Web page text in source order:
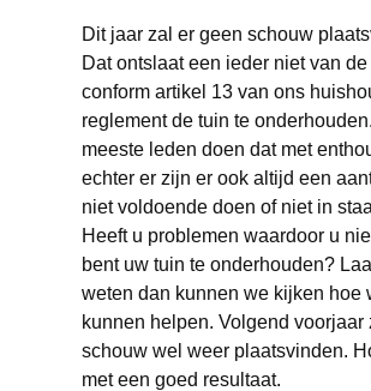
Dit jaar zal er geen schouw
Dat ontslaat een ieder niet van
conform artikel 13 van ons
reglement de tuin te
meeste leden doen dat met
echter er zijn er ook altijd een
niet voldoende doen of niet in
Heeft u problemen waardoor u
bent uw tuin te onderhouden?
weten dan kunnen we kijken hoe
kunnen helpen. Volgend voorjaar
schouw wel weer plaatsvinden.
met een goed resultaat.